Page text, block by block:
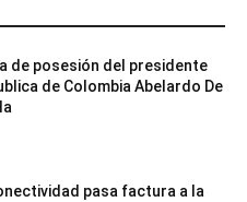
de posesión del presidente
de Colombia Abelardo De
pasa factura a la